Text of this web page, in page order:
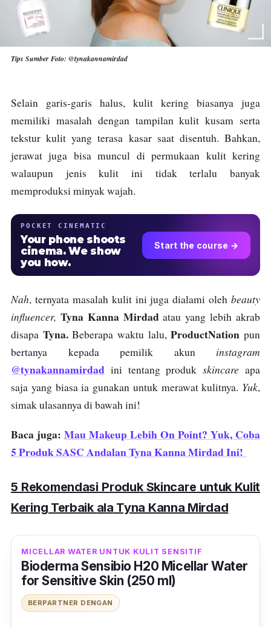
Tips Sumber Foto: @tynakannamirdad
Selain garis-garis halus, kulit kering biasanya juga
memiliki masalah dengan tampilan kulit kusam serta
tekstur kulit yang terasa kasar saat disentuh. Bahkan,
jerawat juga bisa muncul di permukaan kulit kering
walaupun jenis kulit ini tidak terlalu banyak
memproduksi minyak wajah.
POCKET CINEMATIC
Your phone shoots
cinema. We show
you how.
Start the course →
Nah, ternyata masalah kulit ini juga dialami oleh beauty
influencer, Tyna Kanna Mirdadatau yang lebih akrab
disapa Tyna.Beberapa waktu lalu,ProductNation pun
bertanya kepada pemilik akun instagram
@tynakannamirdad ini tentang produkskincare apa
saja yang biasa ia gunakan untuk merawat kulitnya. Yuk,
simak ulasannya di bawah ini!
Baca juga: Mau Makeup Lebih On Point? Yuk, Coba
5 Produk SASC Andalan Tyna Kanna Mirdad Ini!
5 Rekomendasi Produk Skincare untuk Kulit
Kering Terbaik ala Tyna Kanna Mirdad
MICELLAR WATER UNTUK KULIT SENSITIF
Bioderma Sensibio H20 Micellar Water
for Sensitive Skin (250 ml)
BERPARTNER DENGAN